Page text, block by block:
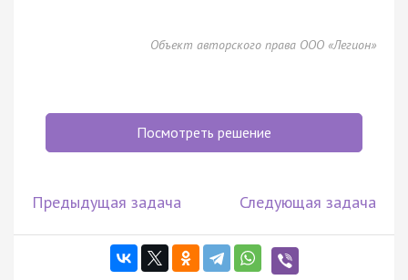
Объект авторского права ООО «Легион»
Посмотреть решение
Предыдущая задача Следующая задача